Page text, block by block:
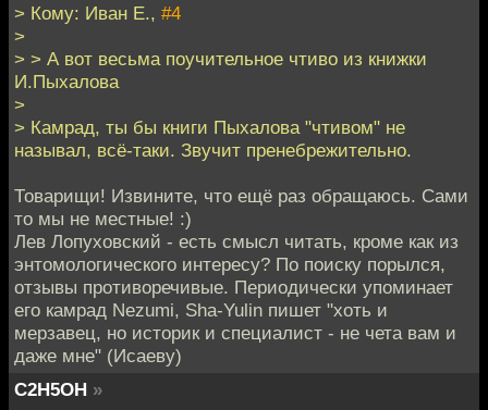
> Кому: Иван Е., #4
>
> > А вот весьма поучительное чтиво из книжки
И.Пыхалова
>
> Камрад, ты бы книги Пыхалова "чтивом" не
называл, всё-таки. Звучит пренебрежительно.
Товарищи! Извините, что ещё раз обращаюсь. Сами
то мы не местные! :)
Лев Лопуховский - есть смысл читать, кроме как из
энтомологического интересу? По поиску порылся,
отзывы противоречивые. Периодически упоминает
его камрад Nezumi, Sha-Yulin пишет "хоть и
мерзавец, но историк и специалист - не чета вам и
даже мне" (Исаеву)
C2H5OH »